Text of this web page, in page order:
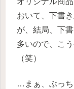
おいて、下書
が、結局、下
多いので、こ
（笑）
…まぁ、ぶっ